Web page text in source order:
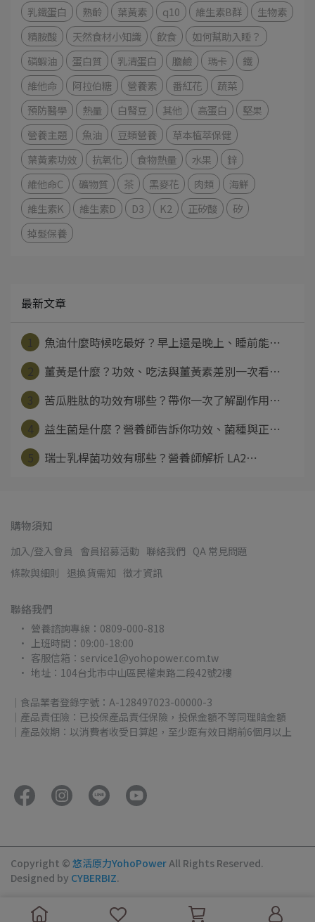
乳鐵蛋白
熟齡 葉黃素 q10 維生素B群
生物素
精胺酸
天然食材小知識 飲食
如何幫助入睡？
磷蝦油
蛋白質 乳清蛋白 膽鹼 瑪卡
鐵
維他命
阿拉伯糖 營養素 番紅花
蔬菜
預防醫學
熱量 白腎豆 其他 高蛋白
堅果
營養主題
魚油 豆類營養
草本植萃保健
葉黃素功效
抗氧化 食物熱量 水果
鋅
維他命C
礦物質 茶 黑麥花 肉類
海鮮
維生素K
維生素D D3 K2 正矽酸
矽
掉髮保養
最新文章
魚油什麼時候吃最好？早上還是晚上、睡前能⋯
薑黃是什麼？功效、吃法與薑黃素差別一次看⋯
苦瓜胜肽的功效有哪些？帶你一次了解副作用⋯
益生菌是什麼？營養師告訴你功效、菌種與正⋯
瑞士乳桿菌功效有哪些？營養師解析 LA2⋯
購物須知
加入/登入會員 會員招募活動 聯絡我們 QA 常見問題
條款與細則
退換貨需知 徵才資訊
聯絡我們
營養諮詢專線：0809-000-818
上班時間：09:00-18:00
客服信箱：service1@yohopower.com.tw
地址：104台北市中山區民權東路二段42號2樓
｜食品業者登錄字號：A-128497023-00000-3
｜產品責任險：已投保產品責任保險，投保金額不等同理賠金額
｜產品效期：以消費者收受日算起，至少距有效日期前6個月以上
Copyright © 悠活原力YohoPowerAll Rights Reserved.
Designed by CYBERBIZ.